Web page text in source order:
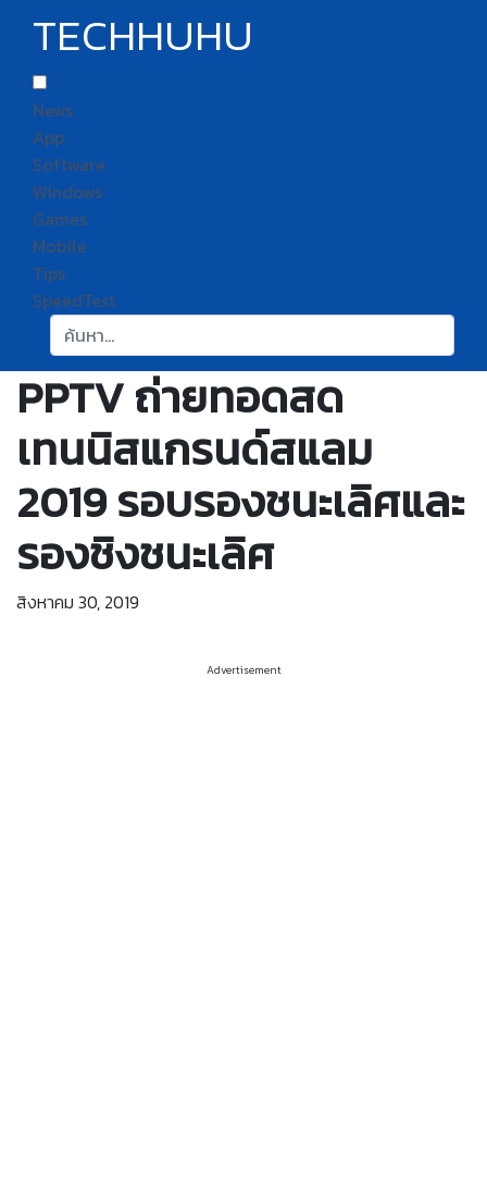
TECHHUHU
News
App
Software
Windows
Games
Mobile
Tips
SpeedTest
ค้นหา:
PPTV ถ่ายทอดสด
เทนนิสแกรนด์สแลม
2019 รอบรองชนะเลิศและ
รองชิงชนะเลิศ
สิงหาคม 30, 2019
Advertisement